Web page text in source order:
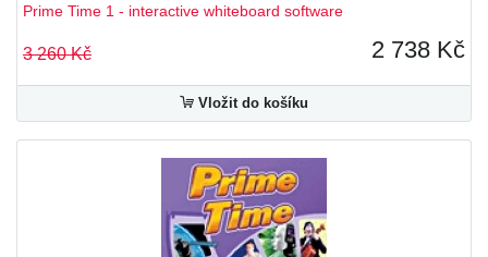
Prime Time 1 - interactive whiteboard software
3 260 Kč 2 738 Kč
Vložit do košíku